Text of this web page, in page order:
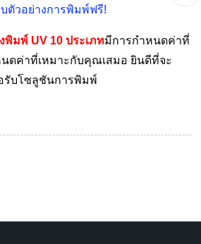
ตัวอย่างการพิมพ์ฟรี!
พิมพ์ UV 10 ประเภทมีการกำหนดค่าที่
ดค่าที่เหมาะกับคุณเสมอ ยินดีที่จะ
รับโซลูชันการพิมพ์